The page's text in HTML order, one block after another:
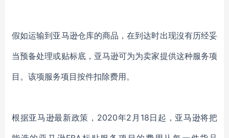
假如运输到亚马逊仓库的商品，在到达时出现沒有历经妥
当预备处理或贴标底，亚马逊可为为卖家提供这种服务项
目。该项服务项目按件扣除费用。
根据亚马逊最新政策，2020年2月18日起，亚马逊将把